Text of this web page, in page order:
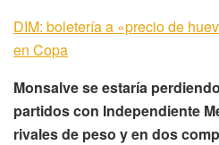
DIM: boletería a «precio de
en Copa
Monsalve se estaría
partidos con Independiente
rivales de peso y en dos